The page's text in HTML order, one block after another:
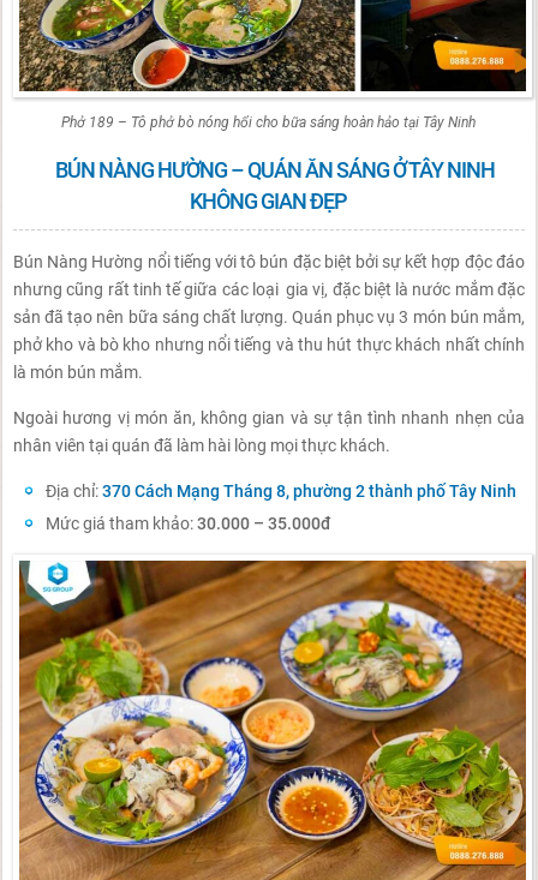
Phở 189 – Tô phở bò nóng hổi cho bữa sáng hoàn hảo tại Tây Ninh
BÚN NÀNG HƯỜNG – QUÁN ĂN SÁNG Ở TÂY NINH
KHÔNG GIAN ĐẸP
Bún Nàng Hường nổi tiếng với tô bún đặc biệt bởi sự kết hợp độc đáo
nhưng cũng rất tinh tế giữa các loại gia vị, đặc biệt là nước mắm đặc
sản đã tạo nên bữa sáng chất lượng. Quán phục vụ 3 món bún mắm,
phở kho và bò kho nhưng nổi tiếng và thu hút thực khách nhất chính
là món bún mắm.
Ngoài hương vị món ăn, không gian và sự tận tình nhanh nhẹn của
nhân viên tại quán đã làm hài lòng mọi thực khách.
Địa chỉ:370 Cách Mạng Tháng 8, phường 2 thành phố Tây Ninh
Mức giá tham khảo:30.000 – 35.000đ